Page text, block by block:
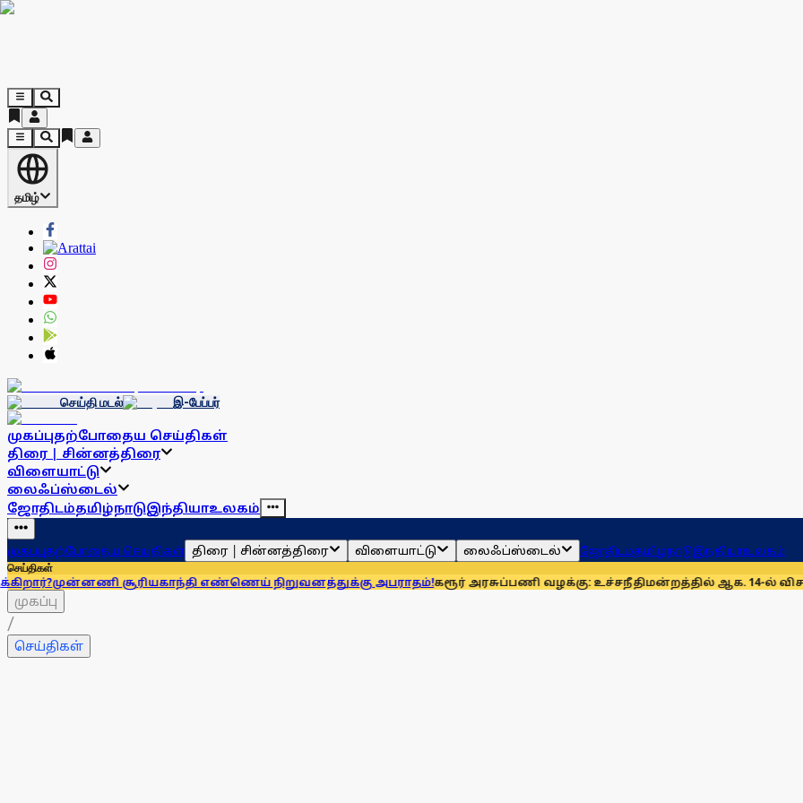
தமிழ்
செய்தி மடல் இ-பேப்பர்
முகப்புதற்போதைய செய்திகள்
திரை | சின்னத்திரை
விளையாட்டு
லைஃப்ஸ்டைல்
ஜோதிடம்தமிழ்நாடுஇந்தியாஉலகம்
முகப்புதற்போதைய செய்திகள் திரை | சின்னத்திரை விளையாட்டு லைஃப்ஸ்டைல் ஜோதிடம்தமிழ்நாடுஇந்தியாஉலகம்
செய்திகள்
சூரியகாந்தி எண்ணெய் நிறுவனத்துக்கு அபராதம்!கரூர் அரசுப்பணி வழக்கு: உச்சநீதிமன்றத்தில் ஆக. 14-ல் விசாரணை
முகப்பு
/
செய்திகள்